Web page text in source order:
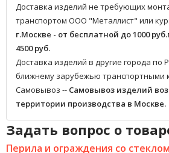
Доставка изделий не требующих
транспортом ООО "Металлист" или
г.Москве - от бесплатной до 1000 руб.
4500 руб.
Доставка изделий в другие города по
ближнему зарубежью транспортными
Самовывоз -- Самовывоз изделий
территории производства в Москве.
Задать вопрос о
Перила и ограждения со